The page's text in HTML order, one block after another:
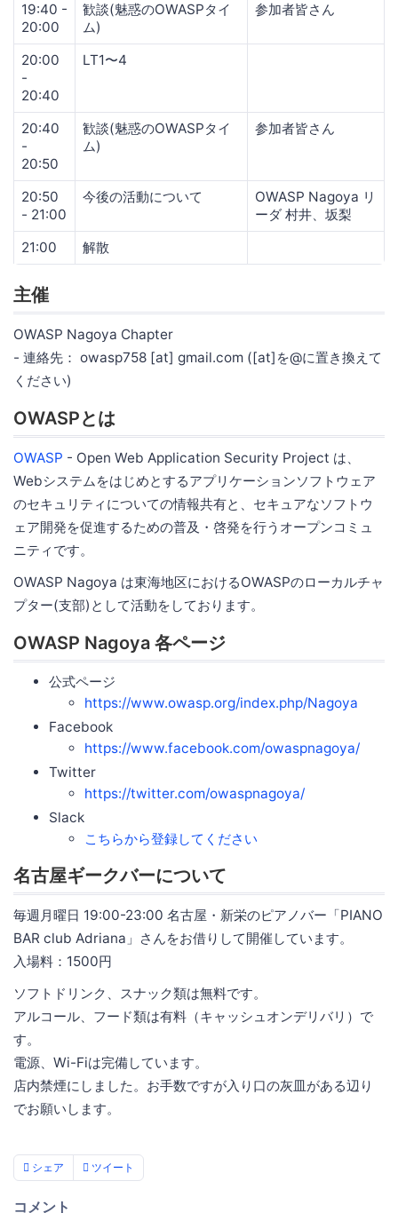
19:40 -
20:00
歓談(魅惑のOWASPタイ
ム)
参加者皆さん
20:00
-
20:40
LT1〜4
20:40
-
20:50
歓談(魅惑のOWASPタイ
ム)
参加者皆さん
20:50
- 21:00
今後の活動について
OWASP Nagoya リ
ーダ 村井、坂梨
21:00
解散
主催
OWASP Nagoya Chapter
- 連絡先： owasp758 [at] gmail.com ([at]を@に置き換えて
ください)
OWASPとは
OWASP - Open Web Application Security Project は、
Webシステムをはじめとするアプリケーションソフトウェア
のセキュリティについての情報共有と、セキュアなソフトウ
ェア開発を促進するための普及・啓発を行うオープンコミュ
ニティです。
OWASP Nagoya は東海地区におけるOWASPのローカルチャ
プター(支部)として活動をしております。
OWASP Nagoya 各ページ
公式ページ
https://www.owasp.org/index.php/Nagoya
Facebook
https://www.facebook.com/owaspnagoya/
Twitter
https://twitter.com/owaspnagoya/
Slack
こちらから登録してください
名古屋ギークバーについて
毎週月曜日 19:00-23:00 名古屋・新栄のピアノバー「PIANO
BAR club Adriana」さんをお借りして開催しています。
入場料：1500円
ソフトドリンク、スナック類は無料です。
アルコール、フード類は有料（キャッシュオンデリバリ）で
す。
電源、Wi-Fiは完備しています。
店内禁煙にしました。お手数ですが入り口の灰皿がある辺り
でお願いします。
シェア ツイート
コメント